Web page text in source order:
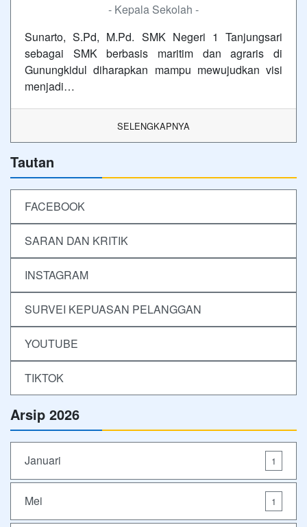
- Kepala Sekolah -
Sunarto, S.Pd, M.Pd. SMK Negeri 1 Tanjungsari
sebagai SMK berbasis maritim dan agraris di
Gunungkidul diharapkan mampu mewujudkan visi
menjadi…
SELENGKAPNYA
Tautan
FACEBOOK
SARAN DAN KRITIK
INSTAGRAM
SURVEI KEPUASAN PELANGGAN
YOUTUBE
TIKTOK
Arsip 2026
Januari 1
Mei 1